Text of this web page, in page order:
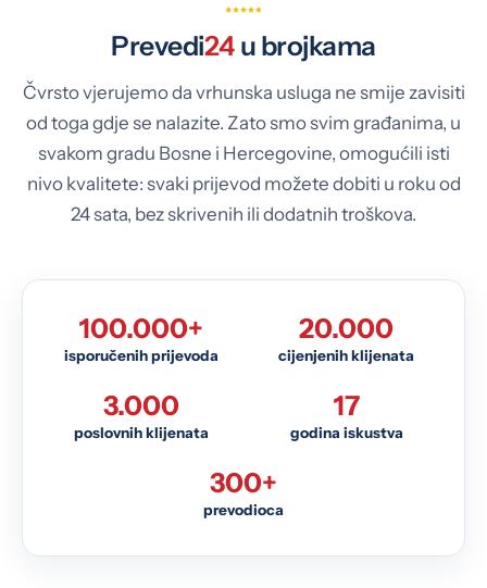
Prevedi24 u brojkama
Čvrsto vjerujemo da vrhunska usluga ne smije zavisiti
od toga gdje se nalazite. Zato smo svim građanima, u
svakom gradu Bosne i Hercegovine, omogućili isti
nivo kvalitete: svaki prijevod možete dobiti u roku od
24 sata, bez skrivenih ili dodatnih troškova.
100.000+
isporučenih prijevoda
20.000
cijenjenih klijenata
3.000
poslovnih klijenata
17
godina iskustva
300+
prevodioca